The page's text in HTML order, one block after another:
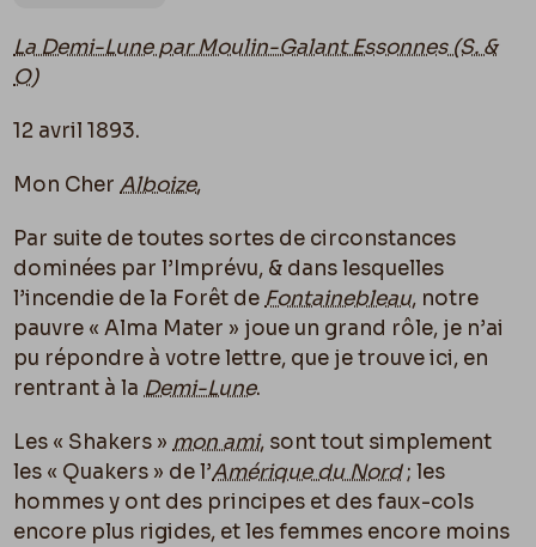
La Demi-Lune par Moulin-Galant Essonnes (S. &
O)
12 avril 1893.
Mon CherAlboize,
Par suite de toutes sortes de circonstances
dominées par l’Imprévu, & dans lesquelles
l’incendie de la Forêt de Fontainebleau, notre
pauvre « Alma Mater » joue un grand rôle, je n’ai
pu répondre à votre lettre, que je trouve ici, en
rentrant à la Demi-Lune.
Les « Shakers » mon ami, sont tout simplement
les « Quakers » de l’Amérique du Nord; les
hommes y ont des principes et des faux-cols
encore plus rigides, et les femmes encore moins